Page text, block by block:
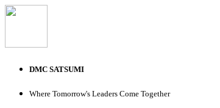
DMC SATSUMI
Where Tomorrow's Leaders Come Together